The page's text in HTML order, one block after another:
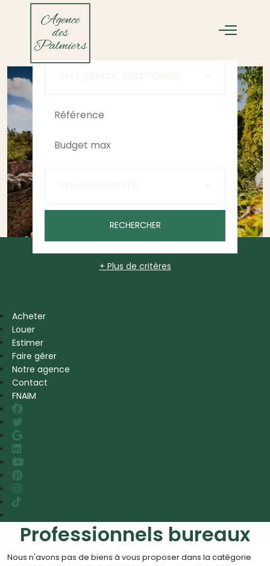
ACHETER
RECHERCHER
+ Plus de critères
Acheter
Louer
Estimer
Faire gérer
Notre agence
Contact
FNAIM
Professionnels bureaux
Nous n'avons pas de biens à vous proposer dans la catégorie